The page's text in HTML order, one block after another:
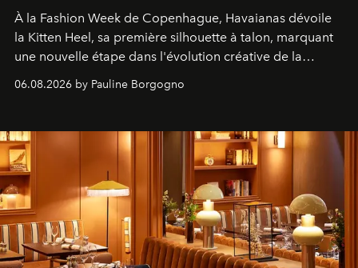
À la Fashion Week de Copenhague, Havaianas dévoile
la Kitten Heel, sa première silhouette à talon, marquant
une nouvelle étape dans l'évolution créative de la
06.08.2026 by Pauline Borgogno